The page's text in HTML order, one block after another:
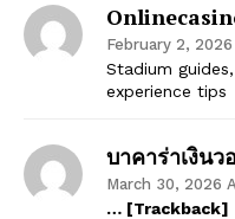
Company
Start Here
Contact Us
February 2,
Stadium
experience tips
บาคาร่าเงินว
March 30, 2026
… [Trackback]